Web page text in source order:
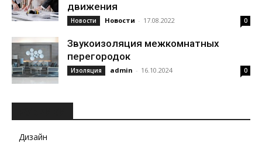
движения
Новости Новости - 17.08.2022 0
Звукоизоляция межкомнатных
перегородок
Изоляция admin - 16.10.2024 0
Дизайн